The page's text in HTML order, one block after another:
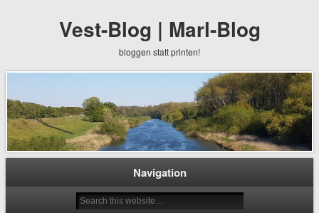
Vest-Blog | Marl-Blog
bloggen statt printen!
Navigation